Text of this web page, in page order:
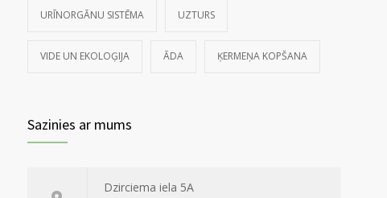
URĪNORGĀNU SISTĒMA UZTURS
VIDE UN EKOLOĢIJA ĀDA ĶERMEŅA KOPŠANA
Sazinies ar mums
Dzirciema iela 5A